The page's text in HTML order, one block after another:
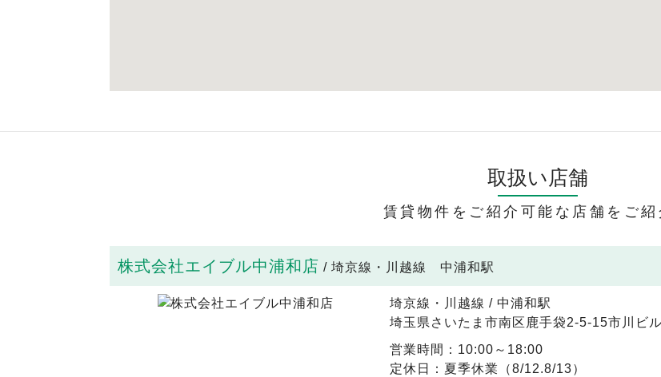
取扱い店舗
賃貸物件をご紹介可能な店舗をご紹
株式会社エイブル中浦和店 / 埼京線・川越線 中浦和駅
埼京線・川越線 / 中浦和駅
埼玉県さいたま市南区鹿手袋2-5-15市川ビ
営業時間：10:00～18:00
定休日：夏季休業（8/12.8/13）